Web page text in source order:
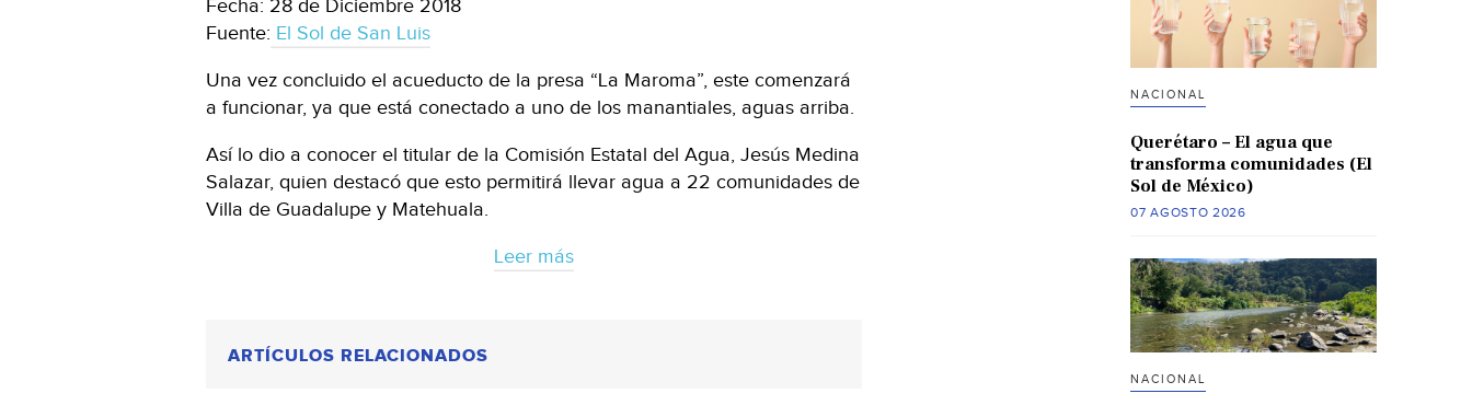
Fecha: 28 de Diciembre 2018
Fuente: El Sol de San Luis
Una vez concluido el acueducto de la presa “La Maroma”, este comenzará
a funcionar, ya que está conectado a uno de los manantiales, aguas arriba.
Así lo dio a conocer el titular de la Comisión Estatal del Agua, Jesús Medina
Salazar, quien destacó que esto permitirá llevar agua a 22 comunidades de
Villa de Guadalupe y Matehuala.
Leer más
ARTÍCULOS RELACIONADOS
NACIONAL
Querétaro – El agua que
transforma comunidades (El
Sol de México)
07 AGOSTO 2026
NACIONAL